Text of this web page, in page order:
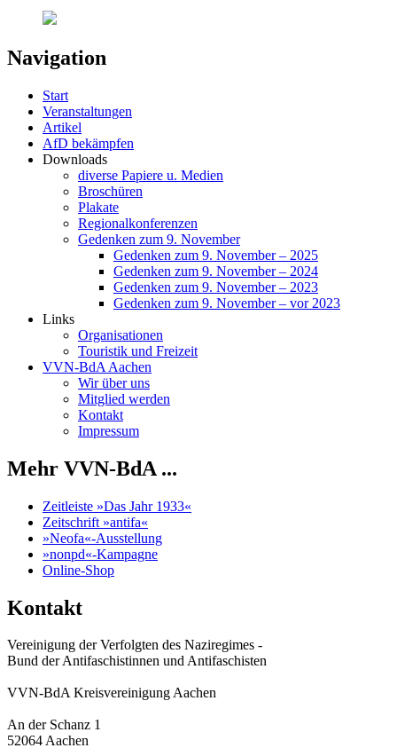
Navigation
Start
Veranstaltungen
Artikel
AfD bekämpfen
Downloads
diverse Papiere u. Medien
Broschüren
Plakate
Regionalkonferenzen
Gedenken zum 9. November
Gedenken zum 9. November – 2025
Gedenken zum 9. November – 2024
Gedenken zum 9. November – 2023
Gedenken zum 9. November – vor 2023
Links
Organisationen
Touristik und Freizeit
VVN-BdA Aachen
Wir über uns
Mitglied werden
Kontakt
Impressum
Mehr VVN-BdA ...
Zeitleiste »Das Jahr 1933«
Zeitschrift »antifa«
»Neofa«-Ausstellung
»nonpd«-Kampagne
Online-Shop
Kontakt
Vereinigung der Verfolgten des Naziregimes -
Bund der Antifaschistinnen und Antifaschisten
VVN-BdA Kreisvereinigung Aachen
An der Schanz 1
52064 Aachen